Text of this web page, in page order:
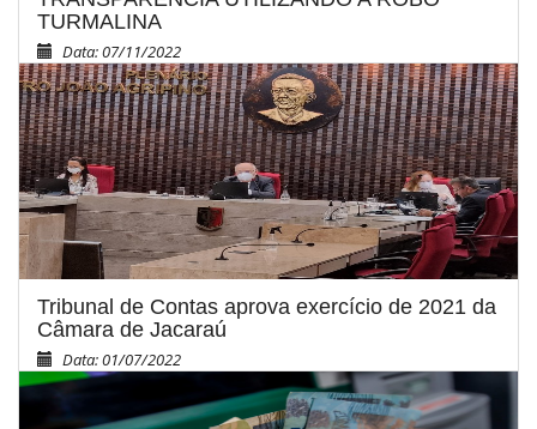
TURMALINA
Data: 07/11/2022
Tribunal de Contas aprova exercício de 2021 da
Câmara de Jacaraú
Data: 01/07/2022